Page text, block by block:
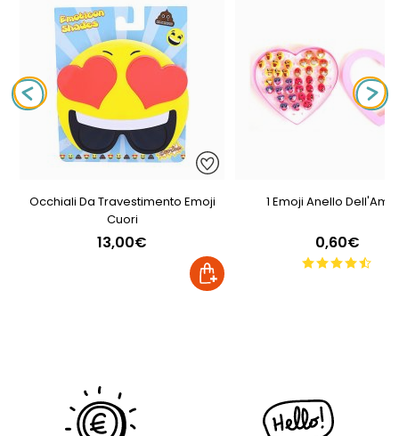
Occhiali Da Travestimento Emoji
Cuori
13,00€
1 Emoji Anello
0,60€